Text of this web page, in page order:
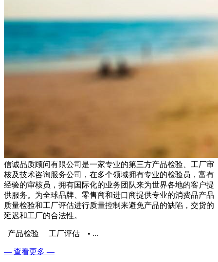
信诚品质顾问有限公司是一家专业的第三方产品检验、工厂审
核及技术咨询服务公司，在多个领域拥有专业的检验员，富有
经验的审核员，拥有国际化的业务团队来为世界各地的客户提
供服务。为全球品牌、零售商和进口商提供专业的消费品产品
质量检验和工厂评估进行质量控制来避免产品的缺陷，交货的
延迟和工厂的合法性。
产品检验 工厂评估 ​• ...
— 查看更多 —